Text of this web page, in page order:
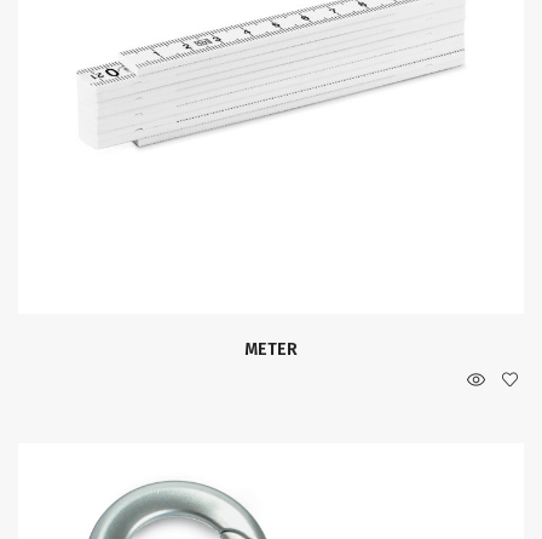
METER